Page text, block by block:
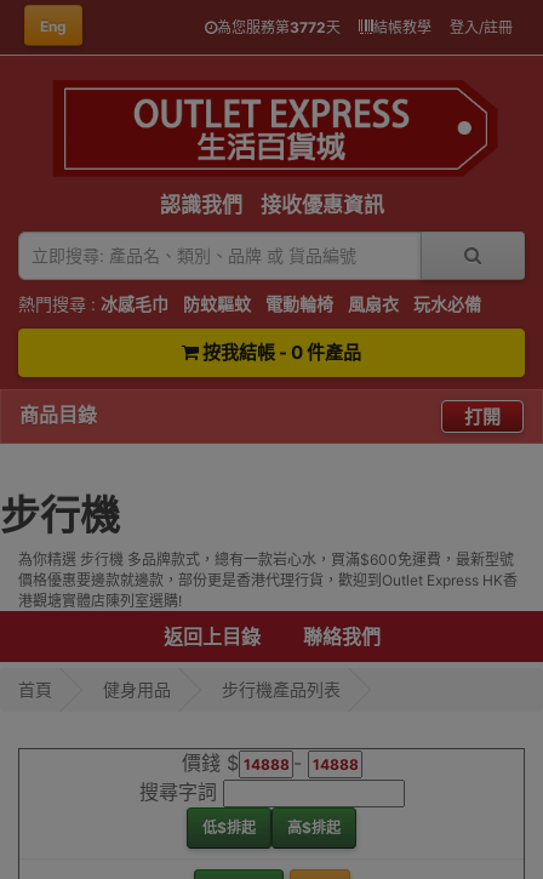
Eng 為您服務第3772天 結帳教學 登入/註冊
認識我們 接收優惠資訊
熱門搜尋 : 冰感毛巾 防蚊驅蚊 電動輪椅 風扇衣 玩水必備
按我結帳 - 0 件產品
商品目錄 打開
步行機
為你精選 步行機 多品牌款式，總有一款岩心水，買滿$600免運費，最新型號
價格優惠要邊款就邊款，部份更是香港代理行貨，歡迎到Outlet Express HK香
港觀塘實體店陳列室選購!
返回上目錄 聯絡我們
首頁 健身用品 步行機產品列表
價錢 $
-
搜尋字詞
低$排起 高$排起